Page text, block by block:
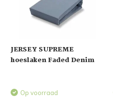
JERSEY SUPREME
hoeslaken Faded Denim
Op voorraad